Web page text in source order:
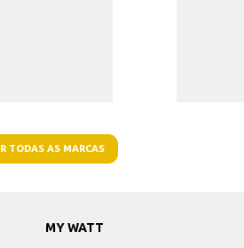
TODAS AS MARCAS
MY WATT